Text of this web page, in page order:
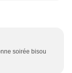
soirée bisou